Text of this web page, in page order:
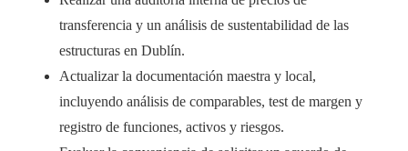
transferencia y un análisis de sustentabilidad de las
estructuras en Dublín.
Actualizar la documentación maestra y local,
incluyendo análisis de comparables, test de margen y
registro de funciones, activos y riesgos.